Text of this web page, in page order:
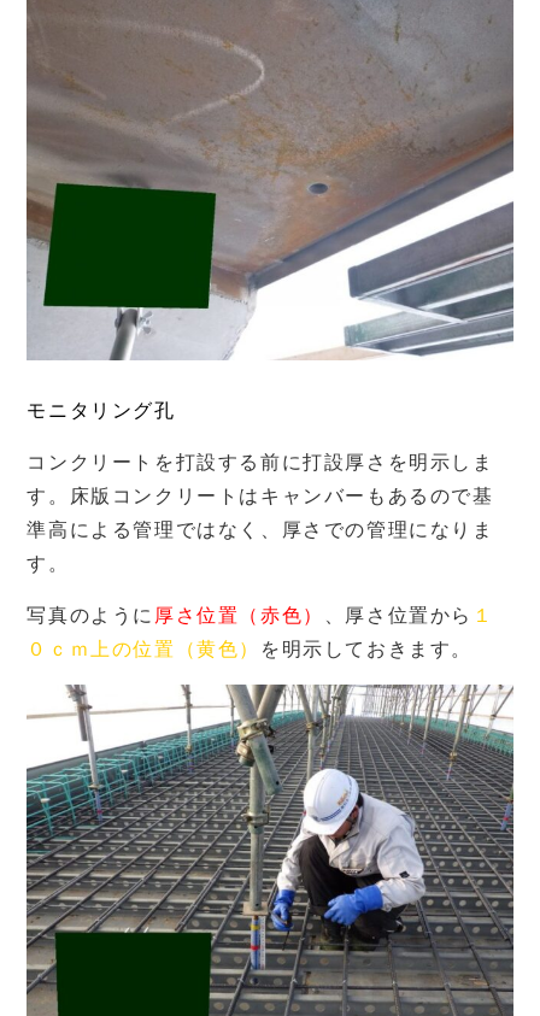
モニタリング孔
コンクリートを打設する前に打設厚さを明示しま
す。床版コンクリートはキャンバーもあるので基
準高による管理ではなく、厚さでの管理になりま
す。
写真のように 厚さ位置（赤色） 、厚さ位置から １
０ｃｍ上の位置（黄色）
を明示しておきます。